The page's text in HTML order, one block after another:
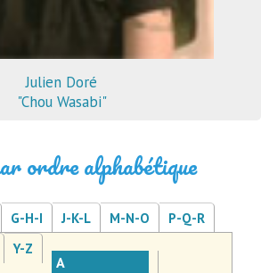
Julien Doré
"Chou Wasabi"
ordre alphabétique
G-H-I J-K-L M-N-O
P-Q-R
Y-Z
A